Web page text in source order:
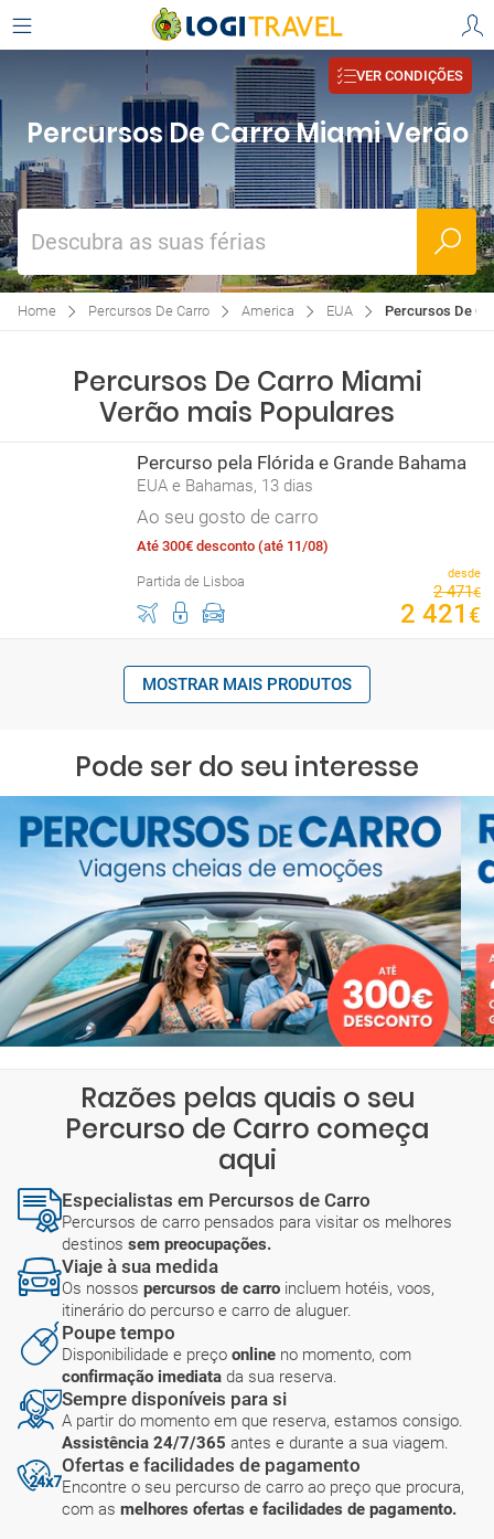
VER CONDIÇÕES
Percursos De Carro Miami Verão
Descubra as suas férias
Home Percursos De Carro America EUA Percursos De
Percursos De Carro Miami
Verão mais Populares
Percurso pela Flórida e Grande Bahama
EUA e Bahamas, 13 dias
Ao seu gosto de carro
Até 300€ desconto (até 11/08)
Partida de Lisboa desde
2 471€
2 421 €
MOSTRAR MAIS PRODUTOS
Pode ser do seu interesse
Razões pelas quais o seu
Percurso de Carro começa
aqui
Especialistas em Percursos de Carro
Percursos de carro pensados para visitar os melhores
destinos sem preocupações.
Viaje à sua medida
Os nossos percursos de carro incluem hotéis, voos,
itinerário do percurso e carro de aluguer.
Poupe tempo
Disponibilidade e preço online no momento, com
confirmação imediata da sua reserva.
Sempre disponíveis para si
A partir do momento em que reserva, estamos consigo.
Assistência 24/7/365 antes e durante a sua viagem.
Ofertas e facilidades de pagamento
Encontre o seu percurso de carro ao preço que procura,
com as melhores ofertas e facilidades de pagamento.